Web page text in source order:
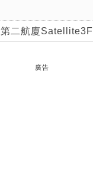
第二航廈Satellite3F
廣告